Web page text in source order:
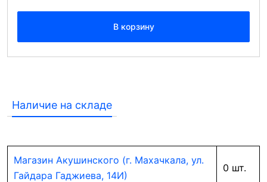
В корзину
Наличие на складе
Магазин Акушинского (г. Махачкала, ул.
Гайдара Гаджиева, 14И)
0 шт.